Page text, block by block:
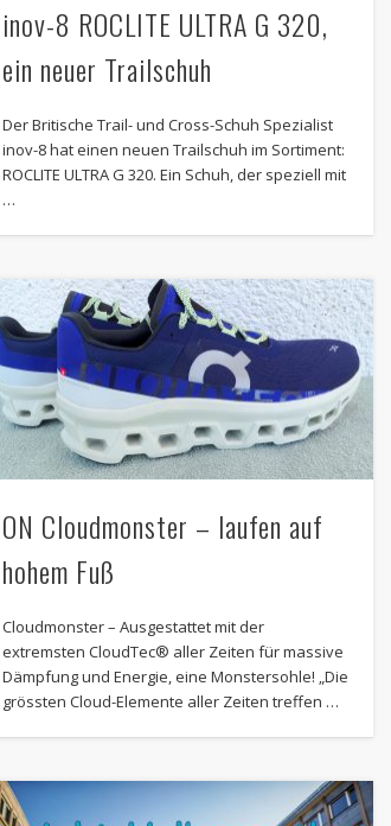
inov-8 ROCLITE ULTRA G 320,
ein neuer Trailschuh
Der Britische Trail- und Cross-Schuh Spezialist
inov-8 hat einen neuen Trailschuh im Sortiment:
ROCLITE ULTRA G 320. Ein Schuh, der speziell mit
…
ON Cloudmonster – laufen auf
hohem Fuß
Cloudmonster – Ausgestattet mit der
extremsten CloudTec® aller Zeiten für massive
Dämpfung und Energie, eine Monstersohle! „Die
grössten Cloud-Elemente aller Zeiten treffen …